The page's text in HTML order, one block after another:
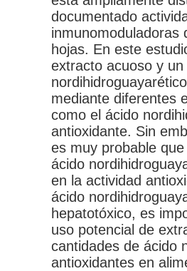
documentado
inmunomoduladoras
hojas. En este
extracto acuoso y
mediante diferentes
como el ácido
antioxidante. Sin
es muy probable
ácido
en la actividad
ácido
hepatotóxico, es
uso potencial de
cantidades de ácido
antioxidantes en